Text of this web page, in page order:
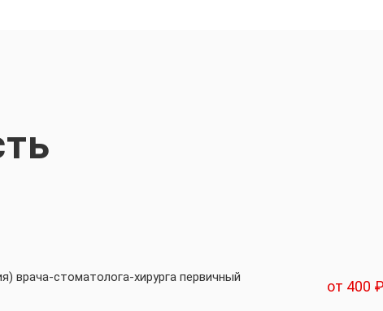
врача-стоматолога-хирурга первичный
от 400 ₽